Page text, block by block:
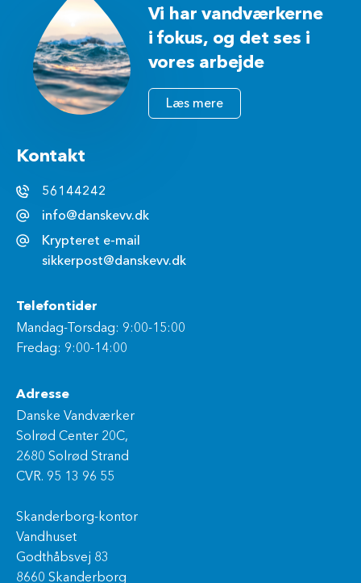
Vi har vandværkerne
i fokus, og det ses i
vores arbejde
Læs mere
Kontakt
56144242
info@danskevv.dk
Krypteret e-mail
sikkerpost@danskevv.dk
Telefontider
Mandag-Torsdag: 9:00-15:00
Fredag: 9:00-14:00
Adresse
Danske Vandværker
Solrød Center 20C,
2680 Solrød Strand
CVR. 95 13 96 55
Skanderborg-kontor
Vandhuset
Godthåbsvej 83
8660 Skanderborg